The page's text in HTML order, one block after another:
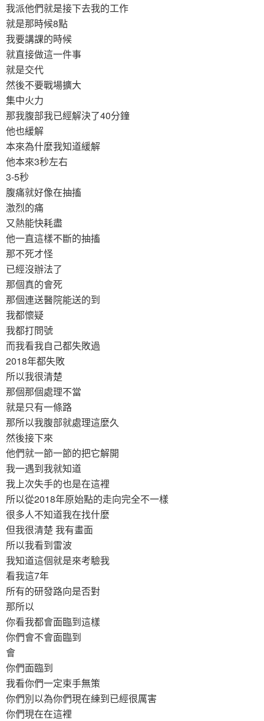
我派他們就是接下去我的工作
就是那時候8點
我要講課的時候
就直接做這一件事
就是交代
然後不要戰場擴大
集中火力
那我腹部我已經解決了40分鐘
他也緩解
本來為什麼我知道緩解
他本來3秒左右
3-5秒
腹痛就好像在抽搐
激烈的痛
又熱能快耗盡
他一直這樣不斷的抽搐
那不死才怪
已經沒辦法了
那個真的會死
那個連送醫院能送的到
我都懷疑
我都打問號
而我看我自己都失敗過
2018年都失敗
所以我很清楚
那個那個處理不當
就是只有一條路
那所以我腹部就處理這麼久
然後接下來
他們就一節一節的把它解開
我一遇到我就知道
我上次失手的也是在這裡
所以從2018年原始點的走向完全不一樣
很多人不知道我在找什麼
但我很清楚 我有畫面
所以我看到雷波
我知道這個就是來考驗我
看我這7年
所有的研發路向是否對
那所以
你看我都會面臨到這樣
你們會不會面臨到
會
你們面臨到
我看你們一定束手無策
你們別以為你們現在練到已經很厲害
你們現在在這裡